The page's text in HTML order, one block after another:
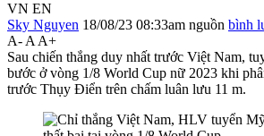
VN EN
Sky Nguyen 18/08/23 08:33am nguồn bình
A- A A+
Sau chiến thắng duy nhất trước Việt Nam,
bước ở vòng 1/8 World Cup nữ 2023 khi
trước Thụy Điển trên chấm luân lưu 11 m.